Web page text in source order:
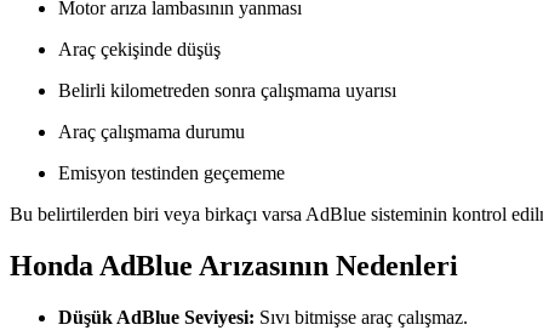
Motor arıza lambasının yanması
Araç çekişinde düşüş
Belirli kilometreden sonra çalışmama uyarısı
Araç çalışmama durumu
Emisyon testinden geçememe
Bu belirtilerden biri veya birkaçı varsa AdBlue sisteminin kontrol
Honda AdBlue Arızasının Nedenleri
Düşük AdBlue Seviyesi: Sıvı bitmişse araç çalışmaz.